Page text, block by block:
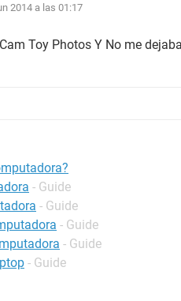
2014 a las 01:17
Toy Photos Y No me
- Guide
- Guide
- Guide
- Guide
- Guide